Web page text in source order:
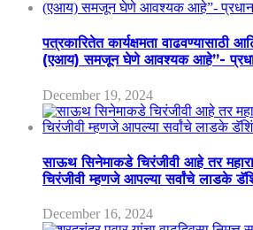
पत्रकारितेत कार्यक्षमता वाढवण्यासाठी
(एआय) समजून घेणे आवश्यक आहे”-
December 19, 2024
साऊथ सिनेमाकडे चिरंजीवी आहे तर
चिरंजीवी म्हणजे आपल्या सर्वांचे लाडके
December 16, 2024